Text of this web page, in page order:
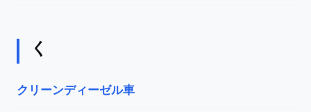
く
クリーンディーゼル車